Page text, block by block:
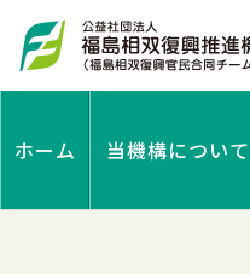
ホーム 当機構について